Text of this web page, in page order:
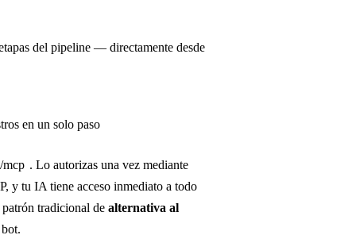
del pipeline — directamente desde
en un solo paso
mcp . Lo autorizas una vez mediante
y tu IA tiene acceso inmediato a todo
tradicional de alternativa al